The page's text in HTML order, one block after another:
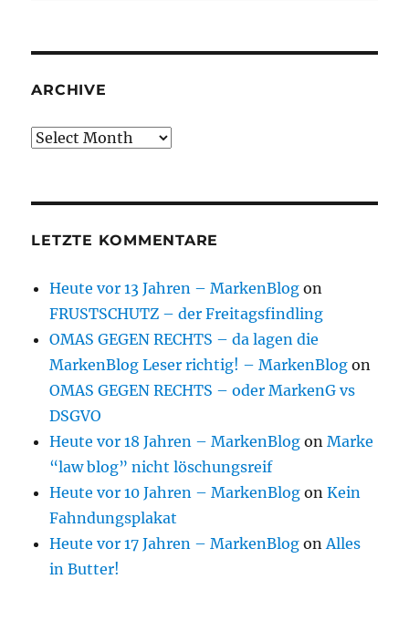
ARCHIVE
Archive
LETZTE KOMMENTARE
Heute vor 13 Jahren – MarkenBlog on
FRUSTSCHUTZ – der Freitagsfindling
OMAS GEGEN RECHTS – da lagen die
MarkenBlog Leser richtig! – MarkenBlog on
OMAS GEGEN RECHTS – oder MarkenG vs
DSGVO
Heute vor 18 Jahren – MarkenBlog onMarke
“law blog” nicht löschungsreif
Heute vor 10 Jahren – MarkenBlog onKein
Fahndungsplakat
Heute vor 17 Jahren – MarkenBlog onAlles
in Butter!